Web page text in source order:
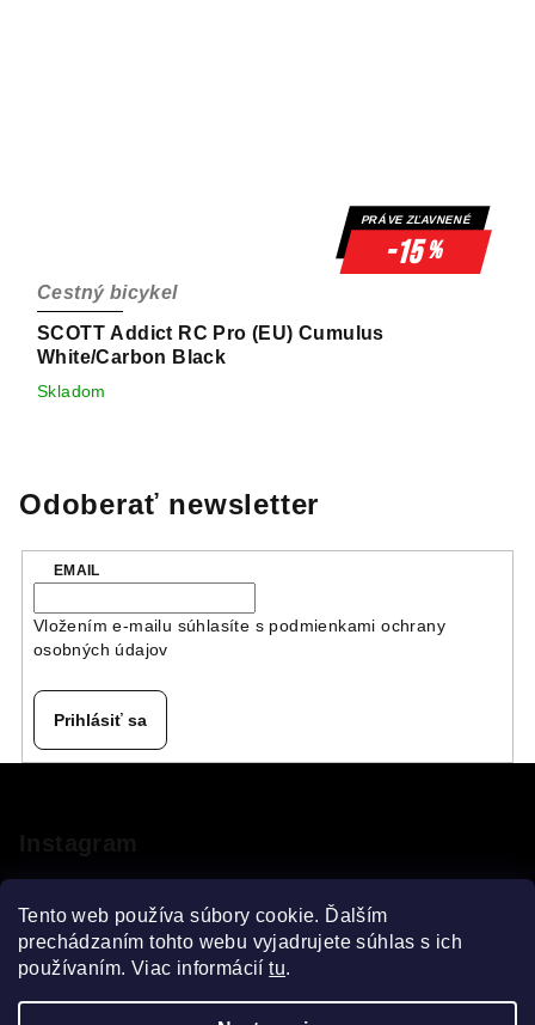
Tento web používa súbory cookie. Ďalším
prechádzaním tohto webu vyjadrujete súhlas s ich
používaním. Viac informáciítu.
PRÁVE ZĽAVNENÉ
-15%
SCOTT Addict RC Pro (EU) Cumulus
White/Carbon Black
Cestný bicykel
Skladom
Odoberať newsletter
EMAIL
Vložením e-mailu súhlasíte s podmienkami ochrany
osobných údajov
Prihlásiť sa
ä
Sledovať na Instagrame